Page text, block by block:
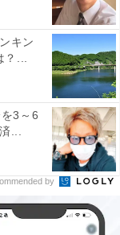
キン
...
3～6
...
by